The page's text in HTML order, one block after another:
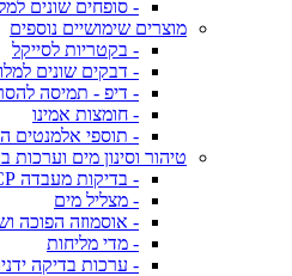
- סופחים שונים
מוצרים שימושיים נוספים
- בקטריות לסייקל
- דבקים שונים
- דיפ - תמיסה
- חומצות אמינו
- תוספי אלמנטים
טיהור וסינון מים וערכות
- בדיקות מעבדה ICP
- מצליל מים
- אוסמוזה הפוכה
- מדי מליחות
- ערכות בדיקה